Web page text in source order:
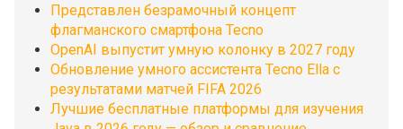
Представлен безрамочный концепт
флагманского смартфона Tecno
OpenAI выпустит умную колонку в 2027 году
Обновление умного ассистента Tecno Ella с
результатами матчей FIFA 2026
Лучшие бесплатные платформы для изучения